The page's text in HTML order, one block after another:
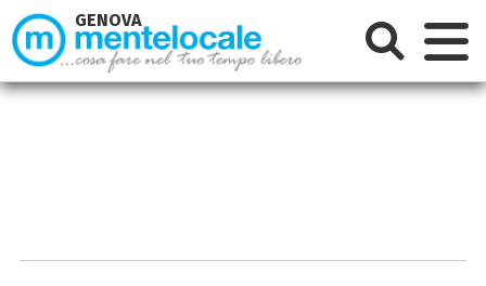
GENOVA